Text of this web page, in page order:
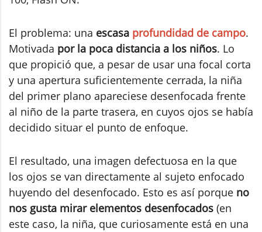
El problema: una escasa profundidad de campo.
Motivada por la poca distancia a los niños. Lo
que propició que, a pesar de usar una focal corta
y una apertura suficientemente cerrada, la niña
del primer plano apareciese desenfocada frente
al niño de la parte trasera, en cuyos ojos se había
decidido situar el punto de enfoque.
El resultado, una imagen defectuosa en la que
los ojos se van directamente al sujeto enfocado
huyendo del desenfocado. Esto es así porque no
nos gusta mirar elementos desenfocados (en
este caso, la niña, que curiosamente está en una